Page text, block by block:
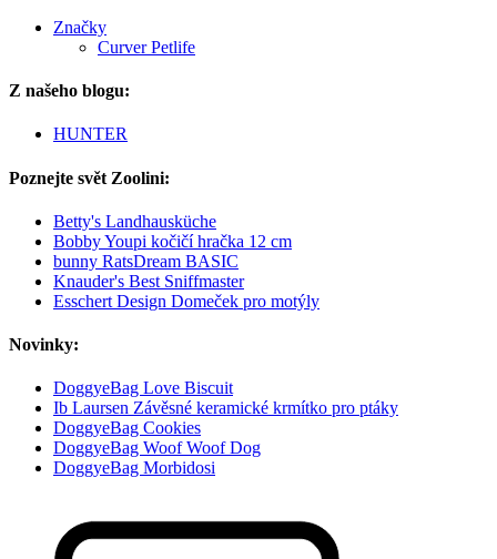
Značky
Curver Petlife
Z našeho blogu:
HUNTER
Poznejte svět Zoolini:
Betty's Landhausküche
Bobby Youpi kočičí hračka 12 cm
bunny RatsDream BASIC
Knauder's Best Sniffmaster
Esschert Design Domeček pro motýly
Novinky:
DoggyeBag Love Biscuit
Ib Laursen Závěsné keramické krmítko pro ptáky
DoggyeBag Cookies
DoggyeBag Woof Woof Dog
DoggyeBag Morbidosi